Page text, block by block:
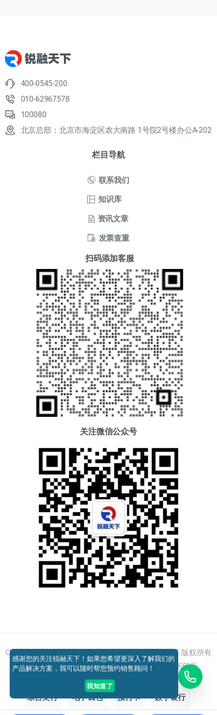
400-0545-200
010-62967578
100080
北京总部：北京市海淀区农大南路 1号院2号楼办公A-202
栏目导航
联系我们
知识库
资讯文章
发票查重
扫码添加客服
关注微信公众号
Copyright © 2011 - 2026 All right reserved 锐融天下 版权所有
京ICP备12037648号-1 京公网安备11010802027681号
综合支付 电子钱包 预付卡 数字银行
添加好友
电话咨询
感谢您的关注锐融天下！如果您希望更深入了解我们的
产品解决方案，我可以随时帮您预约销售顾问！
我知道了